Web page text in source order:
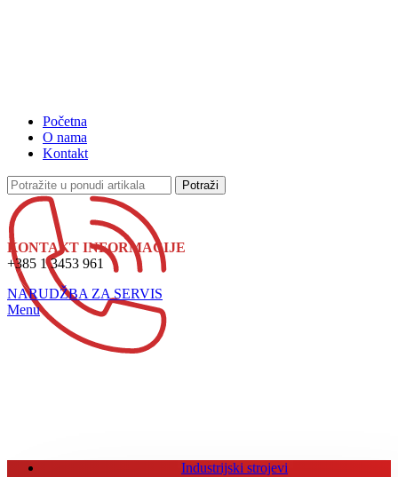
Početna
O nama
Kontakt
Potraži
KONTAKT INFORMACIJE
+385 1 3453 961
NARUDŽBA ZA SERVIS
Menu
Industrijski strojevi